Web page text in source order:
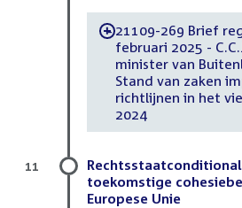
-21109-269 Brief
februari 2025 -
minister van
Stand van zaken
richtlijnen in het
2024
toekomstige
Europese Unie
11